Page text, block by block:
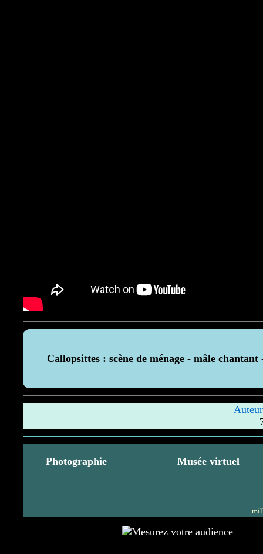
Callopsittes : scène de ménage - mâle
Photographie Musée virtuel